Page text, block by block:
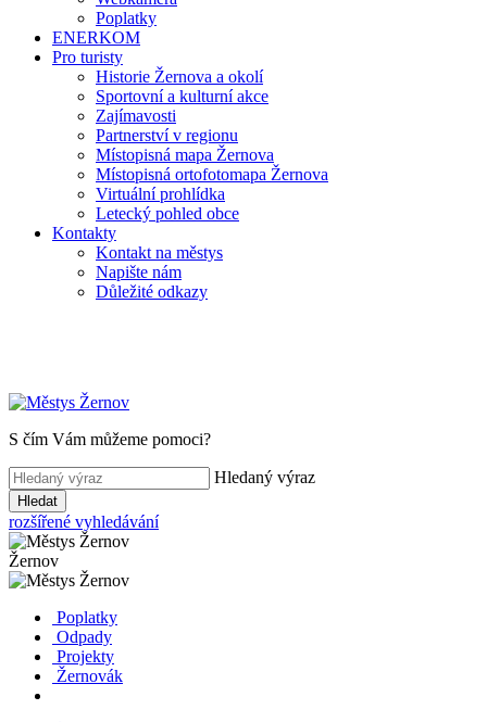
Poplatky
ENERKOM
Pro turisty
Historie Žernova a okolí
Sportovní a kulturní akce
Zajímavosti
Partnerství v regionu
Místopisná mapa Žernova
Místopisná ortofotomapa Žernova
Virtuální prohlídka
Letecký pohled obce
Kontakty
Kontakt na městys
Napište nám
Důležité odkazy
S čím Vám můžeme pomoci?
Hledaný výraz
Hledat
rozšířené vyhledávání
Žernov
Poplatky
Odpady
Projekty
Žernovák